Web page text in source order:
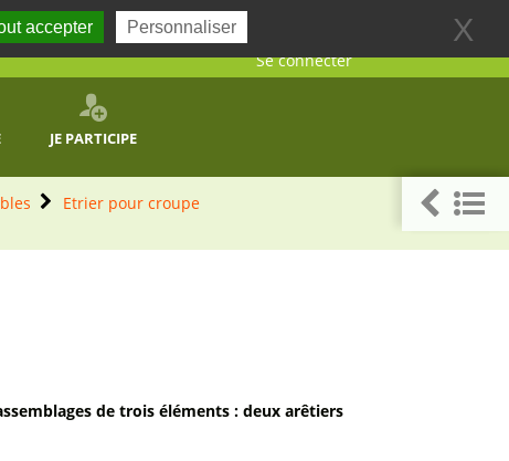
Se connecter
JE PARTICIPE
Etrier pour croupe
de trois éléments : deux arêtiers
accepter Personnaliser X